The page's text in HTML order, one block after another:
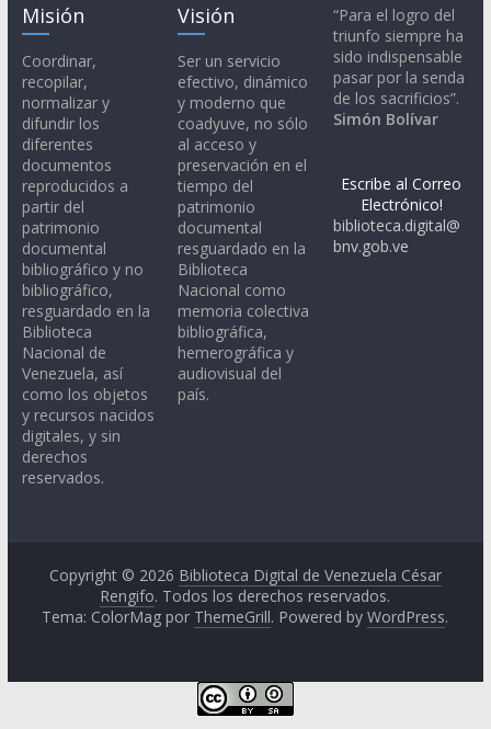
Misión
Coordinar,
recopilar,
normalizar y
difundir los
diferentes
documentos
reproducidos a
partir del
patrimonio
documental
bibliográfico y no
bibliográfico,
resguardado en la
Biblioteca
Nacional de
Venezuela, así
como los objetos
y recursos nacidos
digitales, y sin
derechos
reservados.
Visión
Ser un servicio
efectivo, dinámico
y moderno que
coadyuve, no sólo
al acceso y
preservación en el
tiempo del
patrimonio
documental
resguardado en la
Biblioteca
Nacional como
memoria colectiva
bibliográfica,
hemerográfica y
audiovisual del
país.
“Para el logro del
triunfo siempre ha
sido indispensable
pasar por la senda
de los sacrificios”.
Simón Bolívar
Escribe al Correo
Electrónico!
biblioteca.digital@
bnv.gob.ve
Copyright © 2026 Biblioteca Digital de Venezuela César
Rengifo. Todos los derechos reservados.
Tema: ColorMag por ThemeGrill. Powered byWordPress.